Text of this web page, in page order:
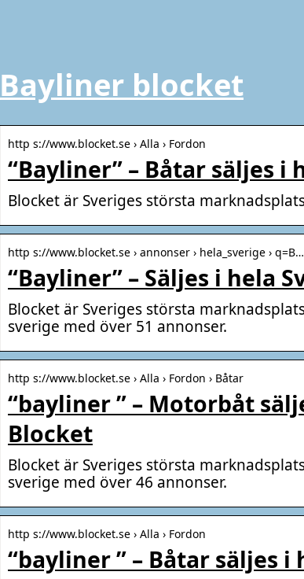
Bayliner blocket
http s://www.blocket.se › Alla › Fordon
“Bayliner” – Båtar säljes i
Blocket är Sveriges största
http s://www.blocket.se › annonser › hela_sverige › q=B…
“Bayliner” – Säljes i hela
Blocket är Sveriges största
sverige med över 51 annonser.
http s://www.blocket.se › Alla › Fordon › Båtar
“bayliner ” – Motorbåt
Blocket
Blocket är Sveriges största
sverige med över 46 annonser.
http s://www.blocket.se › Alla › Fordon
“bayliner ” – Båtar säljes i